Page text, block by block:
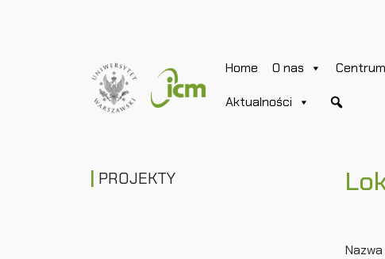
Home O nas
Aktualności
PROJEKTY